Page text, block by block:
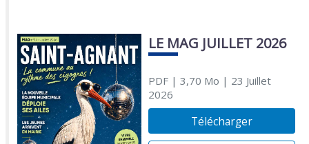
LE MAG JUILLET 2026
PDF| 3,70 Mo | 23 Juillet
2026
Télécharger